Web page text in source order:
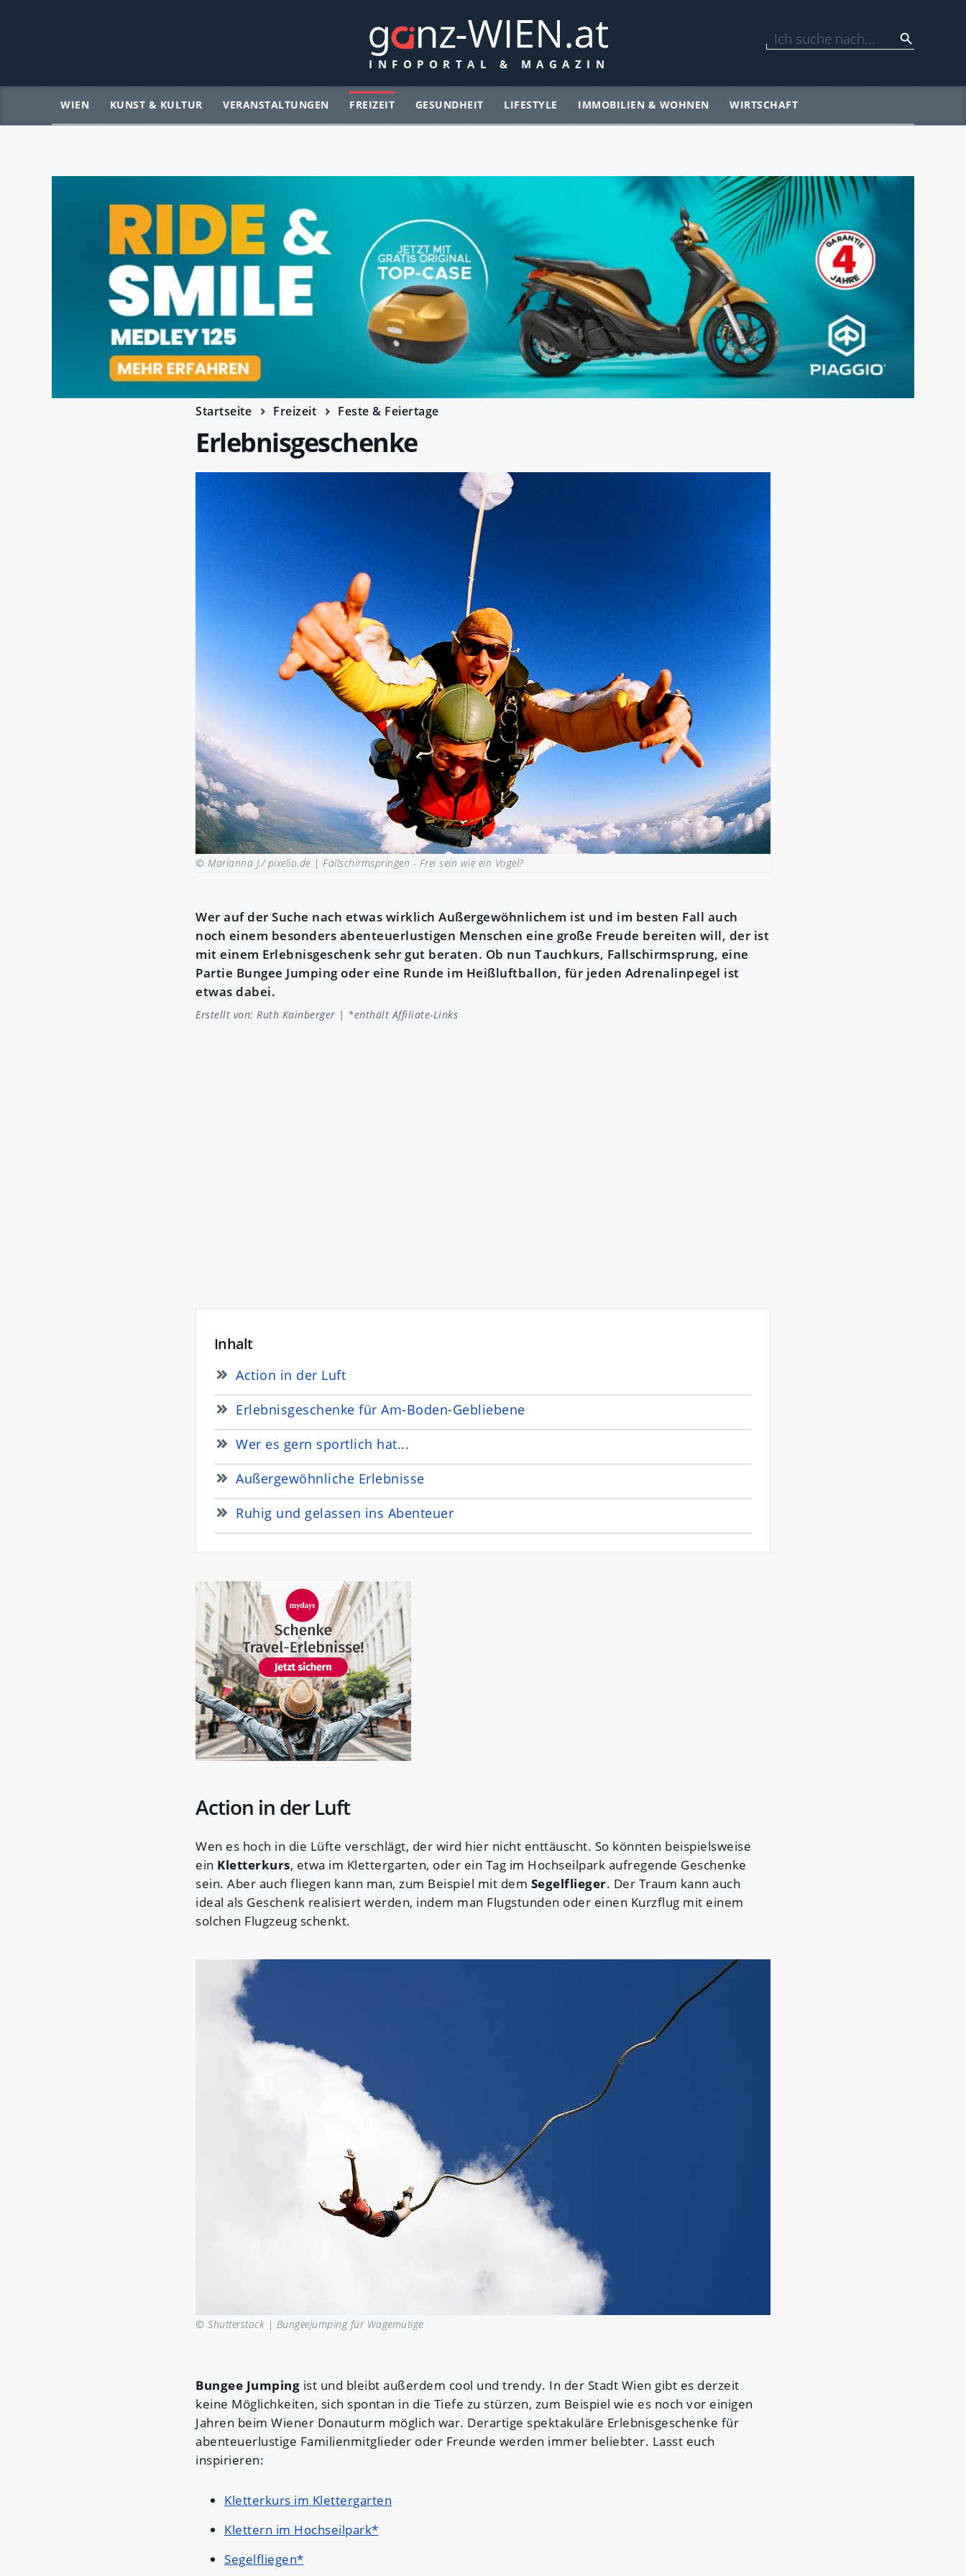
WIEN KUNST & KULTUR VERANSTALTUNGEN FREIZEIT GESUNDHEIT LIFESTYLE IMMOBILIEN & WOHNEN WIRTSCHAFT
Startseite Freizeit Feste & Feiertage
Erlebnisgeschenke
© Marianna J./ pixelio.de | Fallschirmspringen - Frei sein wie ein Vogel?
Wer auf der Suche nach etwas wirklich Außergewöhnlichem ist und im besten Fall auch
noch einem besonders abenteuerlustigen Menschen eine große Freude bereiten will, der ist
mit einem Erlebnisgeschenk sehr gut beraten. Ob nun Tauchkurs, Fallschirmsprung, eine
Partie Bungee Jumping oder eine Runde im Heißluftballon, für jeden Adrenalinpegel ist
etwas dabei.
Erstellt von: Ruth Kainberger | *enthält Affiliate-Links
Inhalt
Action in der Luft
Erlebnisgeschenke für Am-Boden-Gebliebene
Wer es gern sportlich hat...
Außergewöhnliche Erlebnisse
Ruhig und gelassen ins Abenteuer
Action in der Luft
Wen es hoch in die Lüfte verschlägt, der wird hier nicht enttäuscht. So könnten beispielsweise
ein Kletterkurs, etwa im Klettergarten, oder ein Tag im Hochseilpark aufregende Geschenke
sein. Aber auch fliegen kann man, zum Beispiel mit dem Segelflieger. Der Traum kann auch
ideal als Geschenk realisiert werden, indem man Flugstunden oder einen Kurzflug mit einem
solchen Flugzeug schenkt.
© Shutterstock | Bungeejumping für Wagemutige
Bungee Jumping ist und bleibt außerdem cool und trendy. In der Stadt Wien gibt es derzeit
keine Möglichkeiten, sich spontan in die Tiefe zu stürzen, zum Beispiel wie es noch vor einigen
Jahren beim Wiener Donauturm möglich war. Derartige spektakuläre Erlebnisgeschenke für
abenteuerlustige Familienmitglieder oder Freunde werden immer beliebter. Lasst euch
inspirieren:
Kletterkurs im Klettergarten
Klettern im Hochseilpark*
Segelfliegen*